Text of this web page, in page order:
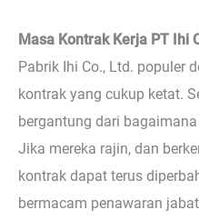
Masa Kontrak Kerja PT Ihi
Pabrik Ihi Co., Ltd. populer
kontrak yang cukup ketat.
bergantung dari
Jika mereka rajin, dan
kontrak dapat terus
bermacam penawaran